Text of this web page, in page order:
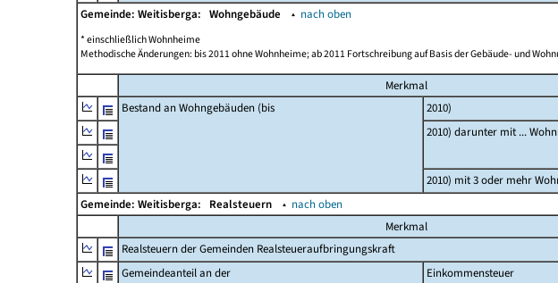
Gemeinde: Weitisberga: Wohngebäude ▴ nach oben
* einschließlich Wohnheime
Methodische Änderungen: bis 2011 ohne Wohnheime; ab 2011 Fortschreibung auf Basis der Gebäude- und
Merkmal
Bestand an Wohngebäuden (bis
2010)
2010) darunter mit ...
2010) mit 3 oder mehr
Gemeinde: Weitisberga: Realsteuern ▴ nach oben
Merkmal
Realsteuern der Gemeinden Realsteueraufbringungskraft
Gemeindeanteil an der
Einkommensteuer